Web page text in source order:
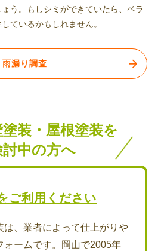
う。もしシミができていたら、ベラ
ているかもしれません。
雨漏り調査
装・屋根塗装を
討中の方へ
ご利用ください
は、業者によって仕上がりや
ォームです。岡山で2005年